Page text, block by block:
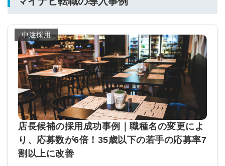
中途採用
店長候補の採用成功事例｜職種名の変更によ
り、応募数が6倍！35歳以下の若手の応募率7
割以上に改善